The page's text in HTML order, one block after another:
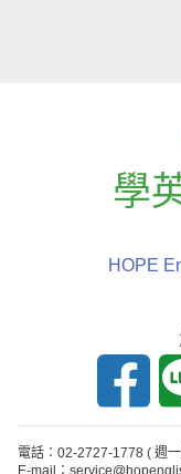
學
HOPE
電話：02-2727-1778 ( 週
E-mail：